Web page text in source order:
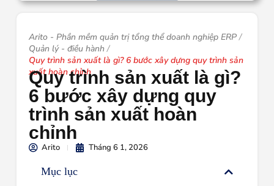
Arito - Phần mềm quản trị tổng thể doanh nghiệp ERP
Quản lý - điều hành
Quy trình sản xuất là gì? 6 bước xây dựng quy trình sản
xuất hoàn chỉnh
Quy trình sản xuất là gì?
6 bước xây dựng quy
trình sản xuất hoàn
chỉnh
Arito Tháng 6 1, 2026
Mục lục